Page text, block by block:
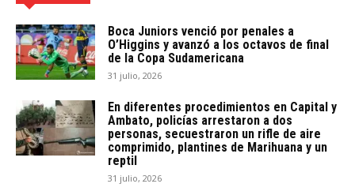
Boca Juniors venció por penales a
O’Higgins y avanzó a los octavos de final
de la Copa Sudamericana
31 julio, 2026
En diferentes procedimientos en Capital y
Ambato, policías arrestaron a dos
personas, secuestraron un rifle de aire
comprimido, plantines de Marihuana y un
reptil
31 julio, 2026